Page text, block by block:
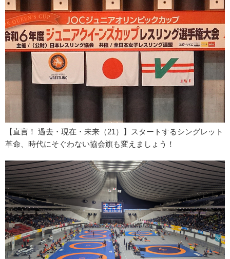
【直言！ 過去・現在・未来（21）】スタートするシングレット
革命、時代にそぐわない協会旗も変えましょう！